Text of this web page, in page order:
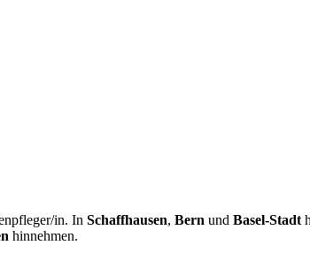
in. In Schaffhausen, Bern und Basel-Stadt
hinnehmen.